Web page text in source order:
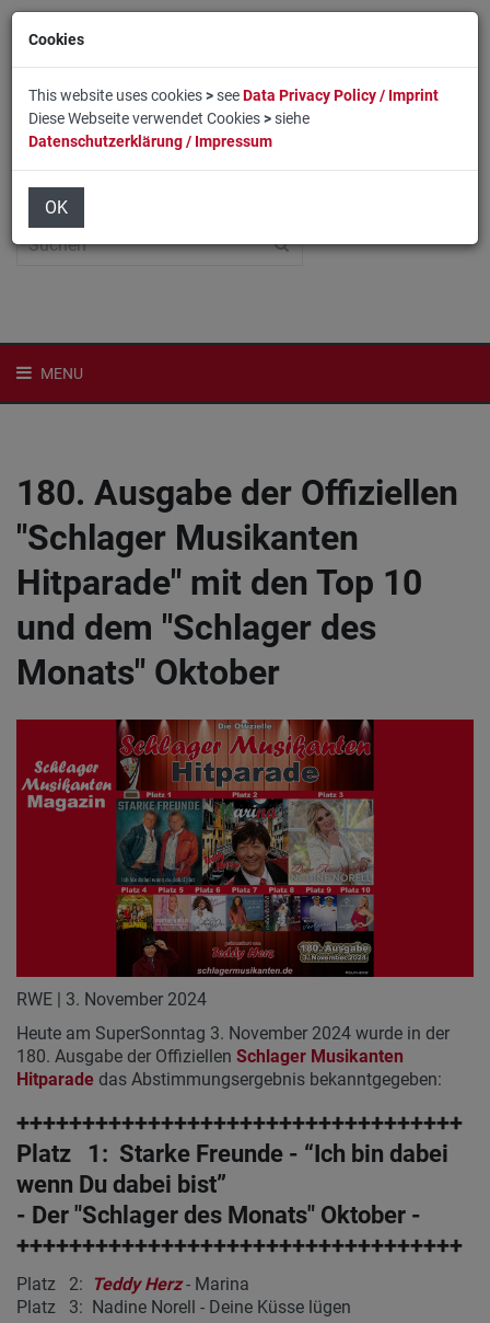
Home
MENU
180. Ausgabe der Offiziellen
"Schlager Musikanten
Hitparade" mit den Top 10
und dem "Schlager des
Monats" Oktober
RWE | 3. November 2024
Heute am SuperSonntag 3. November 2024 wurde in der
180. Ausgabe der Offiziellen Schlager Musikanten
Hitparade das Abstimmungsergebnis bekanntgegeben:
++++++++++++++++++++++++++++++++++
Platz 1: Starke Freunde - “Ich bin dabei
wenn Du dabei bist”
- Der "Schlager des Monats" Oktober -
++++++++++++++++++++++++++++++++++
Platz 2: Teddy Herz- Marina
Platz 3: Nadine Norell - Deine Küsse lügen
Cookies
This website uses cookies>seeData Privacy Policy / Imprint
Diese Webseite verwendet Cookies>siehe
Datenschutzerklärung / Impressum
OK